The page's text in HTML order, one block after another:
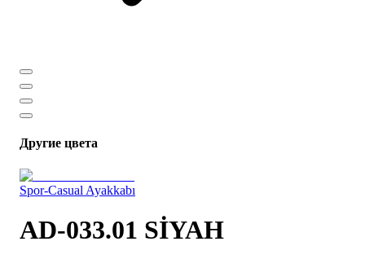
Другие цвета
Spor-Casual Ayakkabı
AD-033.01 SİYAH